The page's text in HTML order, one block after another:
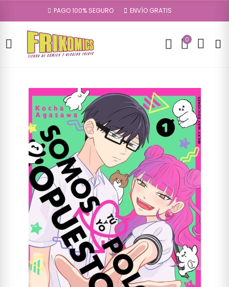
PAGO 100% SEGURO ENVÍO GRATIS
0